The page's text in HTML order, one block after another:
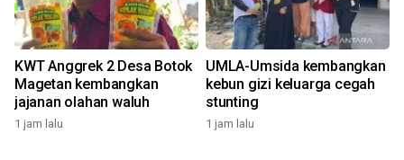
KWT Anggrek 2 Desa Botok
Magetan kembangkan
jajanan olahan waluh
1 jam lalu
UMLA-Umsida kembangkan
kebun gizi keluarga cegah
stunting
1 jam lalu